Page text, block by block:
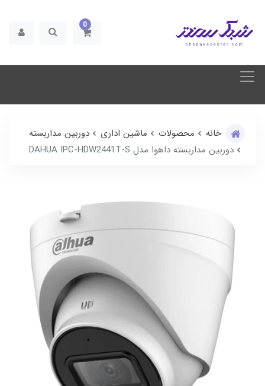
0
خانه محصولات ماشین اداری
دوربین مداربسته
دوربین مداربسته داهوا مدل DAHUA IPC-HDW2441T-S